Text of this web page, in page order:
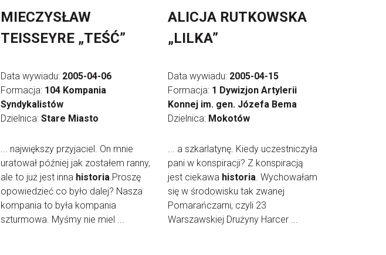
MIECZYSŁAW
TEISSEYRE „TEŚĆ”
Data wywiadu: 2005-04-06
Formacja: 104 Kompania
Syndykalistów
Dzielnica: Stare Miasto
... największy przyjaciel. On mnie
uratował później jak zostałem ranny,
ale to już jest inna historia.Proszę
opowiedzieć co było dalej? Nasza
kompania to była kompania
szturmowa. Myśmy nie miel ...
ALICJA RUTKOWSKA
„LILKA”
Data wywiadu: 2005-04-15
Formacja: 1 Dywizjon Artylerii
Konnej im. gen. Józefa Bema
Dzielnica: Mokotów
... a szkarlatynę. Kiedy uczestniczyła
pani w konspiracji? Z konspiracją
jest ciekawa historia. Wychowałam
się w środowisku tak zwanej
Pomarańczarni, czyli 23
Warszawskiej Drużyny Harcer ...